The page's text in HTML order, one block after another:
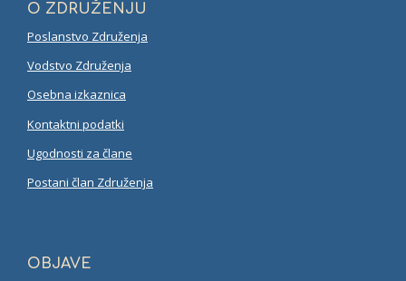
O ZDRUŽENJU
Poslanstvo Združenja
Vodstvo Združenja
Osebna izkaznica
Kontaktni podatki
Ugodnosti za člane
Postani član Združenja
OBJAVE